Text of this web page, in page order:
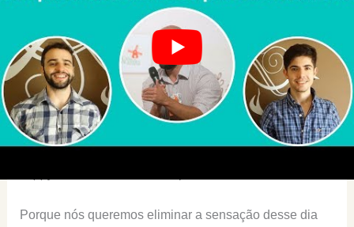
Claro, porque se ela está
emocionalmente abalada, ela quer resolver aquilo
imediatamente e aí ela perde de novo a capacidade de
pensar a longo prazo, de pensar de forma mais ampla.
Entendeu? “Pô, estou triste, tive um dia ruim… eu quero
apagar esse dia da memória.”. Como é que eu apago
Porque nós queremos eliminar a sensação desse dia